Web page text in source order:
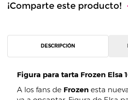
¡Comparte este producto!
DESCRIPCIÓN
Figura para tarta Frozen Elsa
A los fans de Frozen esta